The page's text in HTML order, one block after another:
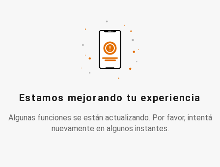
Estamos mejorando tu experiencia
Algunas funciones se están actualizando. Por favor, intentá
nuevamente en algunos instantes.